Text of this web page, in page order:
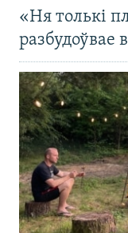
«Ня толькі
разбудоўвае